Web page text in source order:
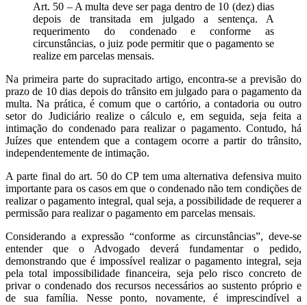
Art. 50 – A multa deve ser paga dentro de 10 (dez) dias
depois de transitada em julgado a sentença. A
requerimento do condenado e conforme as
circunstâncias, o juiz pode permitir que o pagamento se
realize em parcelas mensais.
Na primeira parte do supracitado artigo, encontra-se a previsão do
prazo de 10 dias depois do trânsito em julgado para o pagamento da
multa. Na prática, é comum que o cartório, a contadoria ou outro
setor do Judiciário realize o cálculo e, em seguida, seja feita a
intimação do condenado para realizar o pagamento. Contudo, há
Juízes que entendem que a contagem ocorre a partir do trânsito,
independentemente de intimação.
A parte final do art. 50 do CP tem uma alternativa defensiva muito
importante para os casos em que o condenado não tem condições de
realizar o pagamento integral, qual seja, a possibilidade de requerer a
permissão para realizar o pagamento em parcelas mensais.
Considerando a expressão “conforme as circunstâncias”, deve-se
entender que o Advogado deverá fundamentar o pedido,
demonstrando que é impossível realizar o pagamento integral, seja
pela total impossibilidade financeira, seja pelo risco concreto de
privar o condenado dos recursos necessários ao sustento próprio e
de sua família. Nesse ponto, novamente, é imprescindível a